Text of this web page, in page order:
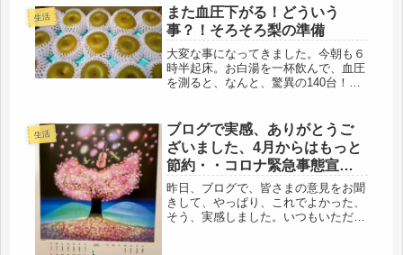
す...
生活
また血圧下がる！どういう
事？！そろそろ梨の準備
大変な事になってきました。今朝も６
時半起床。お白湯を一杯飲んで、血圧
を測ると、なんと、驚異の140台！ウ
日、田植えの田んぼで、倒れたら、迷
惑かけるので、念のため服用...
生活
ブログで実感、ありがとうご
ざいました、4月からはもっと
節約・・コロナ緊急事態宣言
はいつ？
昨日、ブログで、皆さまの意見をお聞
きして、やっぱり、これでよかった、
そう、実感しました。いつもいただく